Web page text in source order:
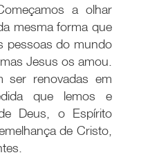
a olhar
mesma forma que
pessoas do mundo
Jesus os amou.
ser renovadas em
que lemos e
Deus, o Espírito
de Cristo,